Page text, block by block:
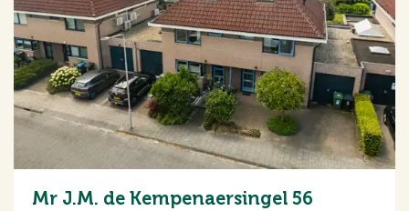
Mr J.M. de Kempenaersingel 56